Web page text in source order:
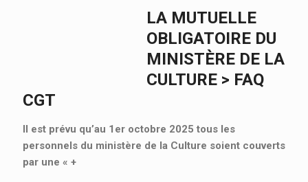
LA MUTUELLE
OBLIGATOIRE DU
MINISTÈRE DE LA
CULTURE > FAQ
CGT
Il est prévu qu’au 1er octobre 2025 tous les
personnels du ministère de la Culture soient couverts
par une « +